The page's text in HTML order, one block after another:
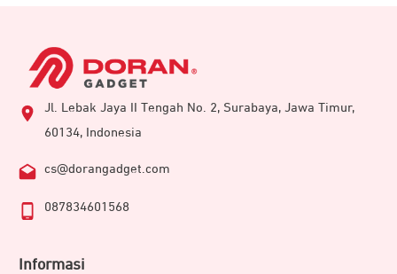
Jl. Lebak Jaya II Tengah No. 2, Surabaya, Jawa Timur,
60134, Indonesia
cs@dorangadget.com
087834601568
Informasi